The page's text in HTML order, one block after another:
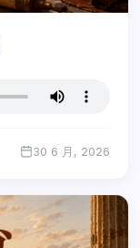
30 6 月, 2026